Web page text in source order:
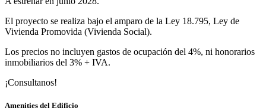
El proyecto se realiza bajo el amparo de la Ley 18.795, Ley de
Vivienda Promovida (Vivienda Social).
Los precios no incluyen gastos de ocupación del 4%, ni honorarios
inmobiliarios del 3% + IVA.
¡Consultanos!
Amenities del Edificio